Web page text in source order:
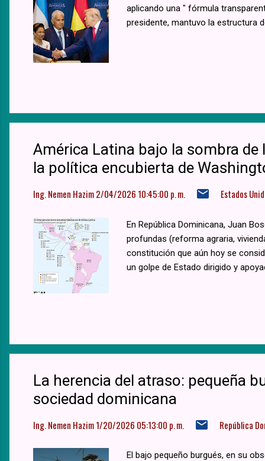
aplicando una " fórmula
presidente, mantuvo la estructura
América Latina bajo la sombra de
la política encubierta de
Ing. Nemen Hazim2/04/2026 10:45:00 p. m. Estados
En República Dominicana, Juan
profundas (reforma agraria,
constitución que aún hoy se
un golpe de Estado dirigido y
La herencia del atraso: pequeña
sociedad dominicana
Ing. Nemen Hazim1/20/2026 05:13:00 p. m. República
El bajo pequeño burgués, en su